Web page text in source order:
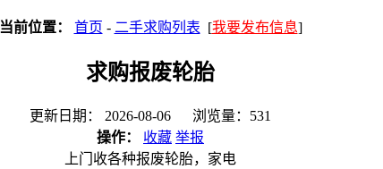
当前位置： 首页 - 二手求购列表 [我要发布信息]
求购报废轮胎
更新日期： 2026-08-06 浏览量：531
操作：
收藏 举报
上门收各种报废轮胎，家电